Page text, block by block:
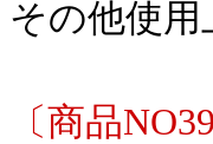
その他使
〔商品